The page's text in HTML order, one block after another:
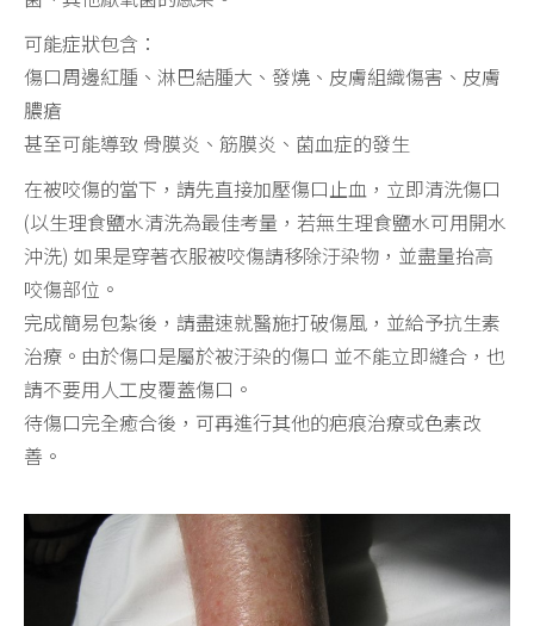
可能症狀包含：
傷口周邊紅腫、淋巴結腫大、發燒、皮膚組織傷害、皮膚
膿瘡
甚至可能導致 骨膜炎、筋膜炎、菌血症的發生
在被咬傷的當下，請先直接加壓傷口止血，立即清洗傷口
(以生理食鹽水清洗為最佳考量，若無生理食鹽水可用開水
沖洗) 如果是穿著衣服被咬傷請移除汙染物，並盡量抬高
咬傷部位。
完成簡易包紮後，請盡速就醫施打破傷風，並給予抗生素
治療。由於傷口是屬於被汙染的傷口 並不能立即縫合，也
請不要用人工皮覆蓋傷口。
待傷口完全癒合後，可再進行其他的疤痕治療或色素改
善。